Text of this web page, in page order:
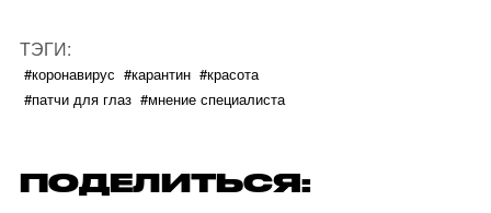
ТЭГИ:
#коронавирус #карантин #красота
#патчи для глаз #мнение специалиста
ПОДЕЛИТЬСЯ: